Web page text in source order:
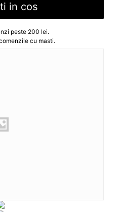
in cos
peste 200 lei.
cu masti.